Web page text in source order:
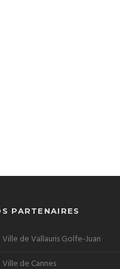
PARTENAIRES
Ville de Vallauris Golfe-Juan
Ville de Cannes